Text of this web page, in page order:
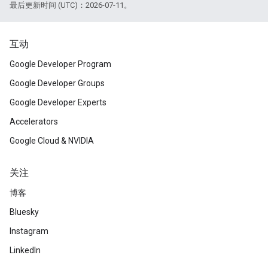
最后更新时间 (UTC)：2026-07-11。
互动
Google Developer Program
Google Developer Groups
Google Developer Experts
Accelerators
Google Cloud & NVIDIA
关注
博客
Bluesky
Instagram
LinkedIn